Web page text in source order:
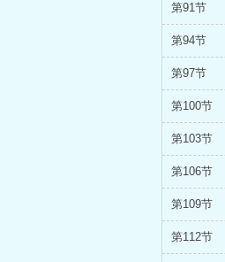
第91节
第94节
第97节
第100节
第103节
第106节
第109节
第112节